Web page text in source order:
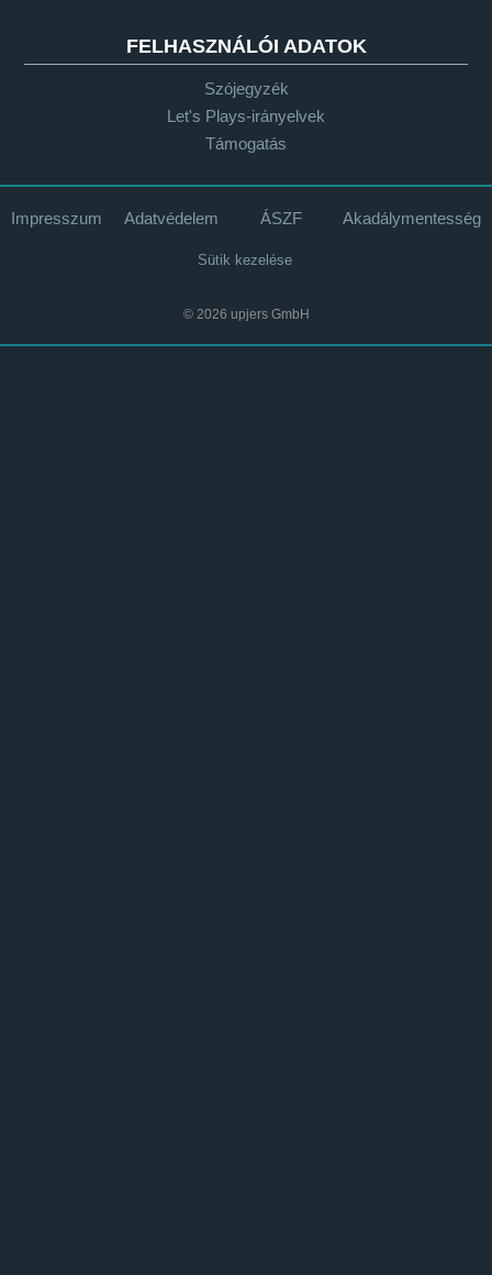
FELHASZNÁLÓI ADATOK
Szójegyzék
Let's Plays-irányelvek
Támogatás
Impresszum Adatvédelem ÁSZF Akadálymentesség
Sütik kezelése
© 2026 upjers GmbH